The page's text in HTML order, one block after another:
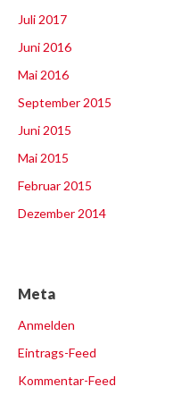
Juli 2017
Juni 2016
Mai 2016
September 2015
Juni 2015
Mai 2015
Februar 2015
Dezember 2014
Meta
Anmelden
Eintrags-Feed
Kommentar-Feed